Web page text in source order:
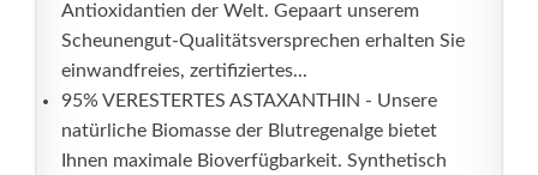
Antioxidantien der Welt. Gepaart unserem
Scheunengut-Qualitätsversprechen erhalten Sie
einwandfreies, zertifiziertes...
95% VERESTERTES ASTAXANTHIN - Unsere
natürliche Biomasse der Blutregenalge bietet
Ihnen maximale Bioverfügbarkeit. Synthetisch